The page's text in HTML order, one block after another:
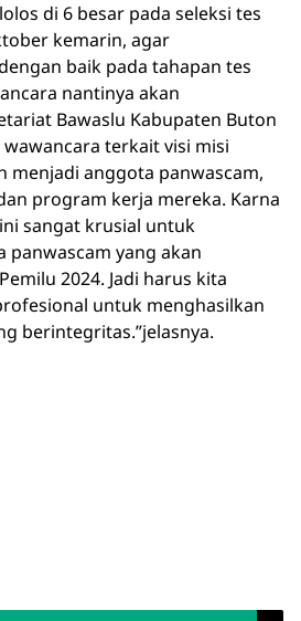
di 6 besar pada seleksi tes
kemarin, agar
baik pada tahapan tes
nantinya akan
Bawaslu Kabupaten Buton
terkait visi misi
menjadi anggota panwascam,
program kerja mereka. Karna
sangat krusial untuk
yang akan
2024. Jadi harus kita
untuk menghasilkan
berintegritas.”jelasnya.